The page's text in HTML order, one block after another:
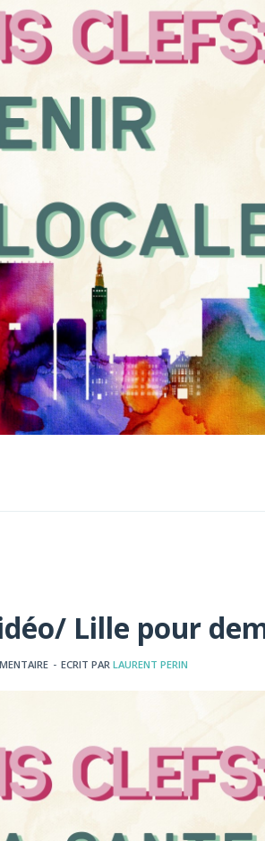
Lille pour
- ECRIT PAR LAURENT PERIN